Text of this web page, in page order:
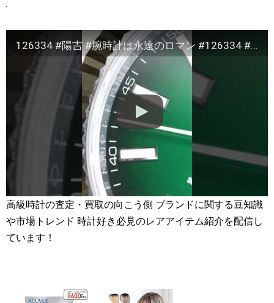
126334 #陽吉 #腕時計は永遠のロマン #126334 #ロレックス #rolex #デイトジャスト #datejust
高級時計の査定・買取の向こう側 ブランドに関する豆知識
や市場トレンド 時計好き必見のレアアイテム紹介を配信し
ています！